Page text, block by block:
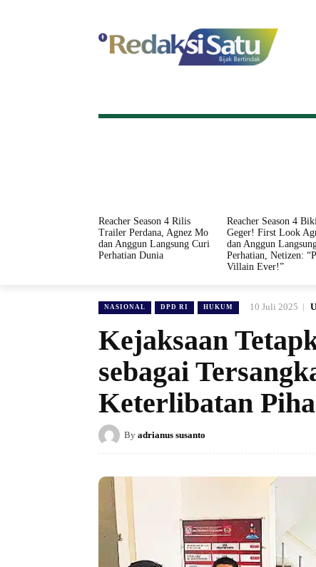
Reacher Season 4 Rilis
Trailer Perdana, Agnez Mo
dan Anggun Langsung Curi
Perhatian Dunia
Reacher Season 4
Geger! First Look
dan Anggun
Perhatian, Netizen:
Villain Ever!”
NASIONAL DPD RI HUKUM 10 Juli 2025
Kejaksaan
sebagai
Keterlibatan
By adrianus susanto